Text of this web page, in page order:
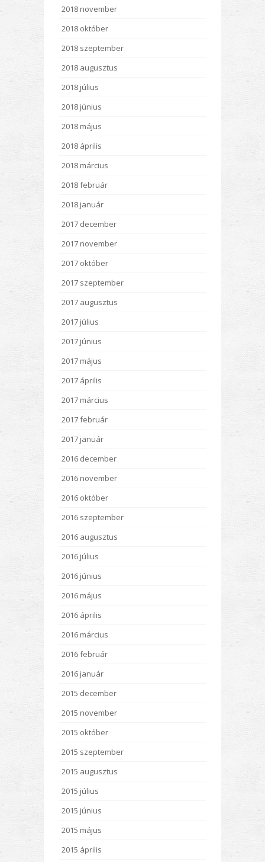
2018 november
2018 október
2018 szeptember
2018 augusztus
2018 július
2018 június
2018 május
2018 április
2018 március
2018 február
2018 január
2017 december
2017 november
2017 október
2017 szeptember
2017 augusztus
2017 július
2017 június
2017 május
2017 április
2017 március
2017 február
2017 január
2016 december
2016 november
2016 október
2016 szeptember
2016 augusztus
2016 július
2016 június
2016 május
2016 április
2016 március
2016 február
2016 január
2015 december
2015 november
2015 október
2015 szeptember
2015 augusztus
2015 július
2015 június
2015 május
2015 április